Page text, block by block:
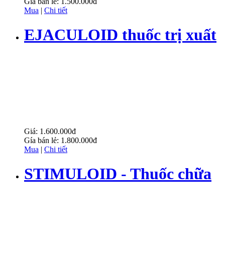
Mua | Chi tiết
EJACULOID thuốc trị xuất
Giá: 1.600.000đ
Gía bán lẻ: 1.800.000đ
Mua | Chi tiết
STIMULOID - Thuốc chữa